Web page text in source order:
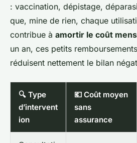
: vaccination, dépistage,
que, mine de rien, chaque
contribue à amortir le coût
un an, ces petits
réduisent nettement le bilan
🔍 Type
d’intervent
ion
💶 Coût moyen
sans
assurance